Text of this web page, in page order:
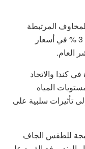
المرتبطة
بالطقس السيء، مما أدى إلى زيادة بنسبة 3 % في أسعار
العام.
كندا والاتحاد
المياه
تأثيرات سلبية على
السكر بنسبة 10.4% نتيجة للطقس الجاف